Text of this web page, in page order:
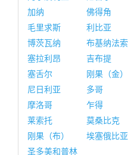
加纳
佛得角
毛里求斯
利比亚
博茨瓦纳
布基纳法索
塞拉利昂
吉布提
塞舌尔
刚果（金）
尼日利亚
多哥
摩洛哥
乍得
莱索托
莫桑比克
刚果（布）
埃塞俄比亚
圣多美和普林